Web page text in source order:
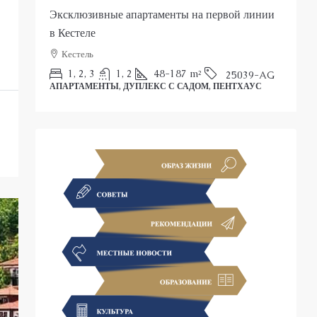
Эксклюзивные апартаменты на первой линии
в Кестеле
Кестель
1, 2, 3 1, 2 48-187 m² 25039-AG
АПАРТАМЕНТЫ, ДУПЛЕКС С САДОМ, ПЕНТХАУС